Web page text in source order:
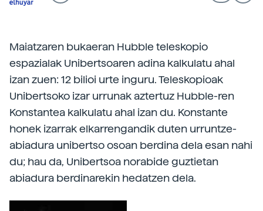
Maiatzaren bukaeran Hubble teleskopio
espazialak Unibertsoaren adina kalkulatu ahal
izan zuen: 12 bilioi urte inguru. Teleskopioak
Unibertsoko izar urrunak aztertuz Hubble-ren
Konstantea kalkulatu ahal izan du. Konstante
honek izarrak elkarrengandik duten urruntze-
abiadura unibertso osoan berdina dela esan nahi
du; hau da, Unibertsoa norabide guztietan
abiadura berdinarekin hedatzen dela.